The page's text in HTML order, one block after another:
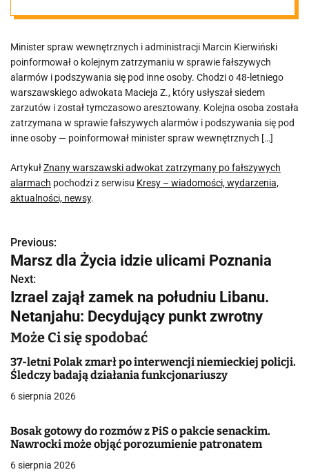
fałszywych
alarmach
Minister spraw wewnętrznych i administracji Marcin Kierwiński
poinformował o kolejnym zatrzymaniu w sprawie fałszywych
alarmów i podszywania się pod inne osoby. Chodzi o 48-letniego
warszawskiego adwokata Macieja Z., który usłyszał siedem
zarzutów i został tymczasowo aresztowany. Kolejna osoba została
zatrzymana w sprawie fałszywych alarmów i podszywania się pod
inne osoby — poinformował minister spraw wewnętrznych […]
ArtykułZnany warszawski adwokat zatrzymany po fałszywych
alarmach pochodzi z serwisu Kresy – wiadomości, wydarzenia,
aktualności, newsy.
N
a
w
i
a
c
j
Previous:
Marsz dla Życia idzie ulicami Poznania
Next:
Izrael zajął zamek na południu Libanu.
Netanjahu: Decydujący punkt zwrotny
Może Ci się spodobać
37-letni Polak zmarł po interwencji niemieckiej policji.
Śledczy badają działania funkcjonariuszy
6 sierpnia 2026
Bosak gotowy do rozmów z PiS o pakcie senackim.
Nawrocki może objąć porozumienie patronatem
6 sierpnia 2026